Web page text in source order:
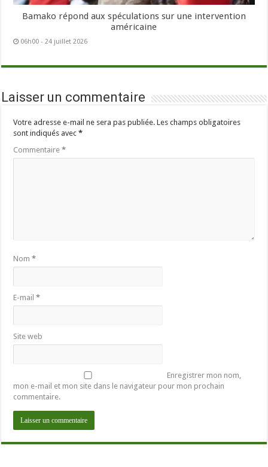
Bamako répond aux spéculations sur une intervention
américaine
06h00 - 24 juillet 2026
Laisser un commentaire
Votre adresse e-mail ne sera pas publiée. Les champs obligatoires
sont indiqués avec*
Commentaire*
Nom*
E-mail*
Site web
Enregistrer mon nom,
mon e-mail et mon site dans le navigateur pour mon prochain
commentaire.